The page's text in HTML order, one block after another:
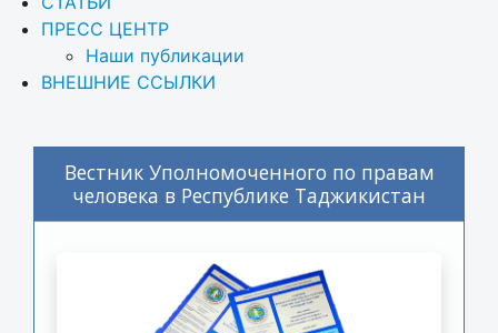
ПРЕСС ЦЕНТР
Наши публикации
ВНЕШНИЕ ССЫЛКИ
Вестник Уполномоченного по правам
человека в Республике Таджикистан